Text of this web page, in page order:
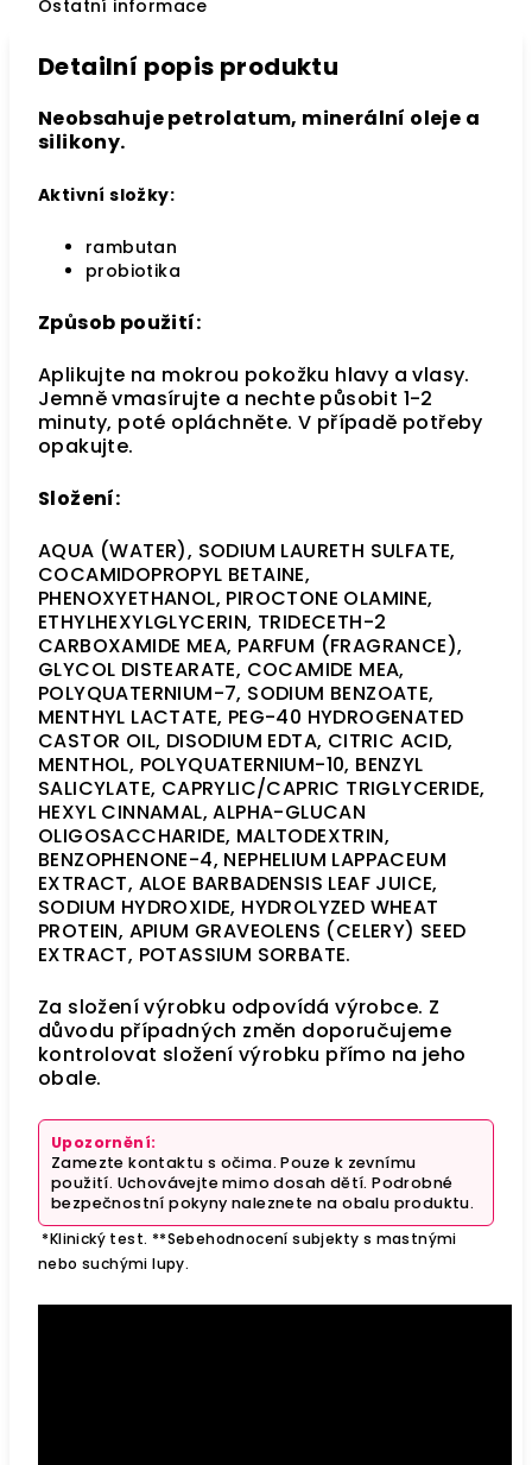
Ostatní informace
Detailní popis produktu
Neobsahujepetrolatum, minerální oleje a
silikony.
Aktivní složky:
rambutan
probiotika
Způsob použití:
Aplikujte na mokrou pokožku hlavy a vlasy.
Jemně vmasírujte a nechte působit 1-2
minuty, poté opláchněte. V případě potřeby
opakujte.
Složení:
AQUA (WATER), SODIUM LAURETH SULFATE,
COCAMIDOPROPYL BETAINE,
PHENOXYETHANOL, PIROCTONE OLAMINE,
ETHYLHEXYLGLYCERIN, TRIDECETH-2
CARBOXAMIDE MEA, PARFUM (FRAGRANCE),
GLYCOL DISTEARATE, COCAMIDE MEA,
POLYQUATERNIUM-7, SODIUM BENZOATE,
MENTHYL LACTATE, PEG-40 HYDROGENATED
CASTOR OIL, DISODIUM EDTA, CITRIC ACID,
MENTHOL, POLYQUATERNIUM-10, BENZYL
SALICYLATE, CAPRYLIC/CAPRIC TRIGLYCERIDE,
HEXYL CINNAMAL, ALPHA-GLUCAN
OLIGOSACCHARIDE, MALTODEXTRIN,
BENZOPHENONE-4, NEPHELIUM LAPPACEUM
EXTRACT, ALOE BARBADENSIS LEAF JUICE,
SODIUM HYDROXIDE, HYDROLYZED WHEAT
PROTEIN, APIUM GRAVEOLENS (CELERY) SEED
EXTRACT, POTASSIUM SORBATE.
Za složení výrobku odpovídá výrobce. Z
důvodu případných změn doporučujeme
kontrolovat složení výrobku přímo na jeho
obale.
Upozornění:
Zamezte kontaktu s očima. Pouze k zevnímu
použití. Uchovávejte mimo dosah dětí. Podrobné
bezpečnostní pokyny naleznete na obalu produktu.
*Klinický test. **Sebehodnocení subjekty s mastnými
nebo suchými lupy.